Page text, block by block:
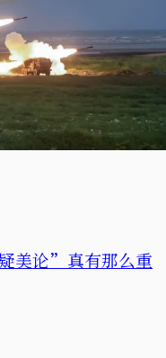
美论”真有那么重